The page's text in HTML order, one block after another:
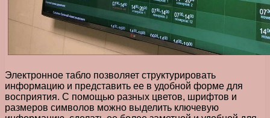
Электронное табло позволяет структурировать
информацию и представить ее в удобной форме для
восприятия. С помощью разных цветов, шрифтов и
размеров символов можно выделить ключевую